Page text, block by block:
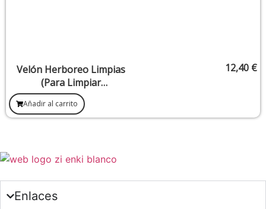
Velón Herboreo Limpias
(Para Limpiar
Negatividades Y Malas
Energías)
12,40 €
Añadir al carrito
Enlaces